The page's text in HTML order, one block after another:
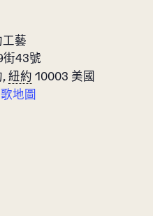
藝
街43號
, 紐約 10003 美國
地圖